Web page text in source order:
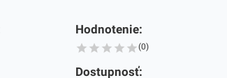
Hodnotenie:
(0)
Dostupnosť: